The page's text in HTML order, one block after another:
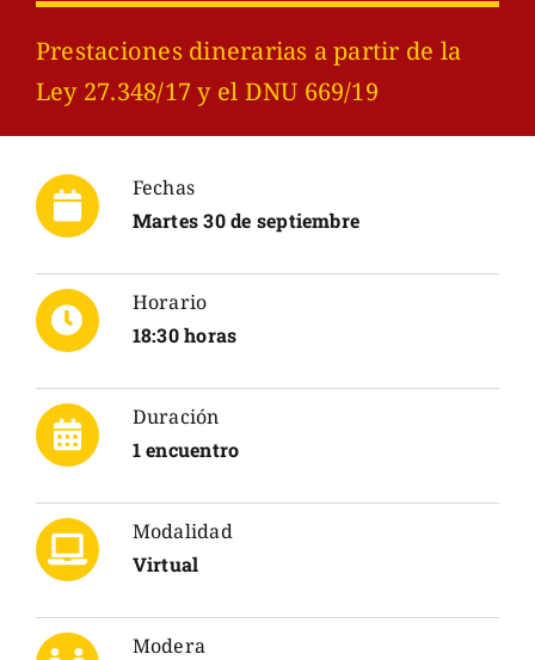
Prestaciones dinerarias a partir de la
Ley 27.348/17 y el DNU 669/19
Fechas
Martes 30 de septiembre
Horario
18:30 horas
Duración
1 encuentro
Modalidad
Virtual
Modera